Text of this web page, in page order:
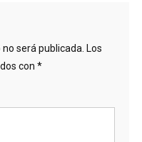
será publicada. Los
con *